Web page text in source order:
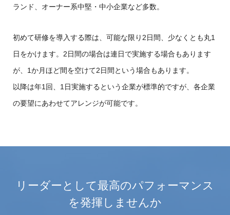
ランド、オーナー系中堅・中小企業など多数。
初めて研修を導入する際は、可能な限り2日間、少なくとも丸1
日をかけます。2日間の場合は連日で実施する場合もあります
が、1か月ほど間を空けて2日間という場合もあります。
以降は年1回、1日実施するという企業が標準的ですが、各企業
の要望にあわせてアレンジが可能です。
リーダーとして最高のパフォーマンス
を発揮しませんか